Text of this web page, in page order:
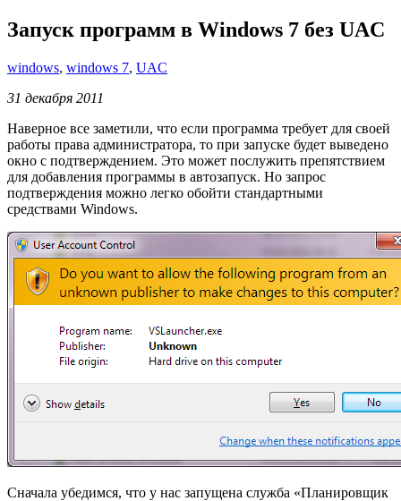
Запуск программ в Windows 7 без UAC
windows, windows 7, UAC
31 декабря 2011
Наверное все заметили, что если программа требует для своей
работы права администратора, то при запуске будет выведено
окно с подтверждением. Это может послужить препятствием
для добавления программы в автозапуск. Но запрос
подтверждения можно легко обойти стандартными
средствами Windows.
Сначала убедимся, что у нас запущена служба «Планировщик